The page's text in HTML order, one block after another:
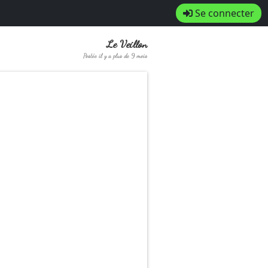
Se connecter
Le Veillon
Postée il y a plus de 9 mois